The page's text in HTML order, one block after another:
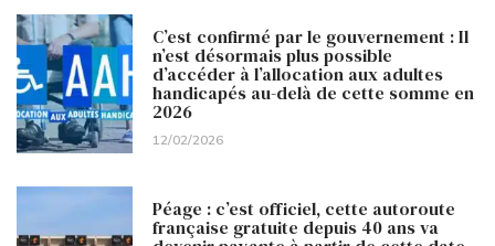
C’est confirmé par le gouvernement : Il
n’est désormais plus possible
d’accéder à l’allocation aux adultes
handicapés au-delà de cette somme en
2026
12/02/2026
Péage : c’est officiel, cette autoroute
française gratuite depuis 40 ans va